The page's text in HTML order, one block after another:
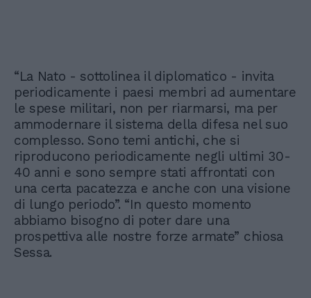
“La Nato - sottolinea il diplomatico - invita
periodicamente i paesi membri ad aumentare
le spese militari, non per riarmarsi, ma per
ammodernare il sistema della difesa nel suo
complesso. Sono temi antichi, che si
riproducono periodicamente negli ultimi 30-
40 anni e sono sempre stati affrontati con
una certa pacatezza e anche con una visione
di lungo periodo”. “In questo momento
abbiamo bisogno di poter dare una
prospettiva alle nostre forze armate” chiosa
Sessa.